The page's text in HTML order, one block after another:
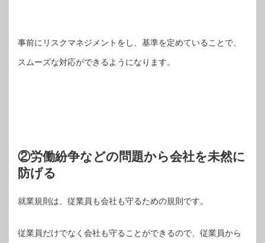
事前にリスクマネジメントをし、基準を定めていることで、
スムーズな対応ができるようになります。
②労働紛争などの問題から会社を未然に
防げる
就業規則は、従業員も会社も守るための規則です。
従業員だけでなく会社も守ることができるので、従業員から